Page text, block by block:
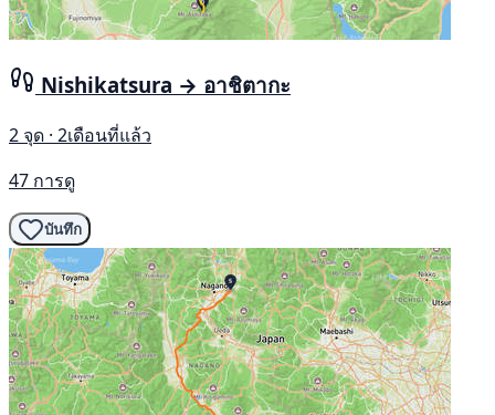
Nishikatsura → อาชิตากะ
2 จุด · 2เดือนที่แล้ว
47 การดู
บันทึก